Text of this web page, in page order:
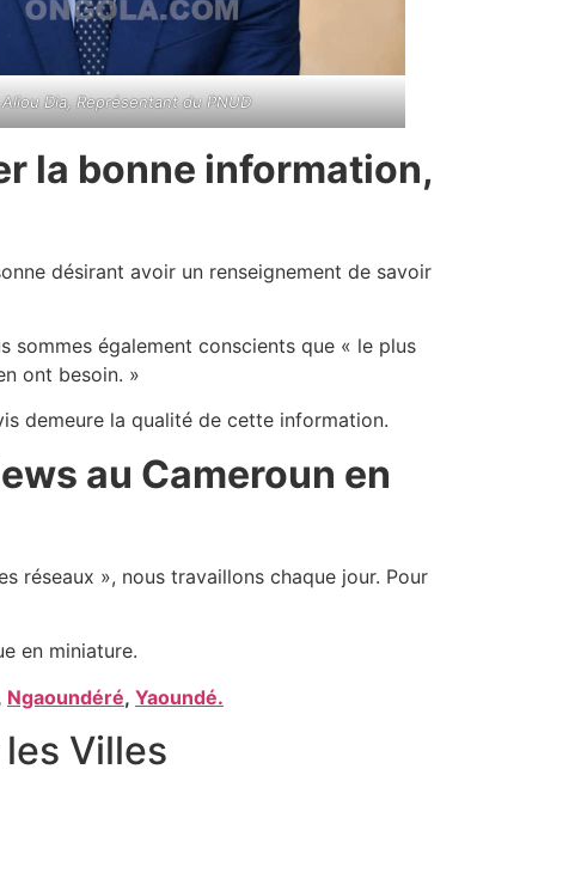
Dia, Représentant du PNUD
la bonne information,
désirant avoir un renseignement de savoir
sommes également conscients que « le plus
ont besoin. »
demeure la qualité de cette information.
au Cameroun en
réseaux », nous travaillons chaque jour. Pour
en miniature.
Ngaoundéré, Yaoundé.
Villes